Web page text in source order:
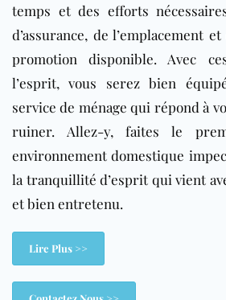
temps et des efforts
d’assurance, de l’emplacement
promotion disponible. Avec
l’esprit, vous serez bien
service de ménage qui répond à
ruiner. Allez-y, faites le
environnement domestique
la tranquillité d’esprit qui vient
et bien entretenu.
Lire Plus >>